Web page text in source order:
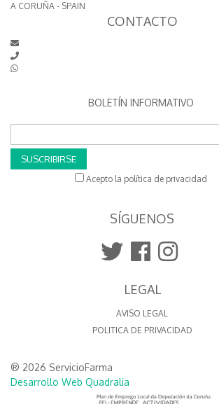
A CORUÑA - SPAIN
CONTACTO
BOLETÍN INFORMATIVO
SUSCRIBIRSE
Acepto la política de privacidad
SÍGUENOS
LEGAL
AVISO LEGAL
POLITICA DE PRIVACIDAD
® 2026 ServicioFarma
Desarrollo Web Quadralia